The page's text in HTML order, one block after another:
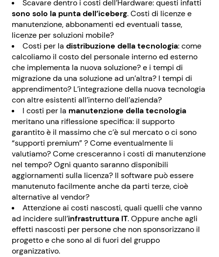
Scavare dentro i costi dell’Hardware: questi infatti
sono solo la punta dell’iceberg. Costi di licenze e
manutenzione, abbonamenti ed eventuali tasse,
licenze per soluzioni mobile?
Costi per la distribuzione della tecnologia: come
calcoliamo il costo del personale interno ed esterno
che implementa la nuova soluzione? e i tempi di
migrazione da una soluzione ad un’altra? I tempi di
apprendimento? L’integrazione della nuova tecnologia
con altre esistenti all’interno dell’azienda?
I costi per la manutenzione della tecnologia
meritano una riflessione specifica: il supporto
garantito è il massimo che c’è sul mercato o ci sono
“supporti premium” ? Come eventualmente li
valutiamo? Come cresceranno i costi di manutenzione
nel tempo? Ogni quanto saranno disponibili
aggiornamenti sulla licenza? Il software può essere
manutenuto facilmente anche da parti terze, cioè
alternative al vendor?
Attenzione ai costi nascosti, quali quelli che vanno
ad incidere sull’infrastruttura IT. Oppure anche agli
effetti nascosti per persone che non sponsorizzano il
progetto e che sono al di fuori del gruppo
organizzativo.